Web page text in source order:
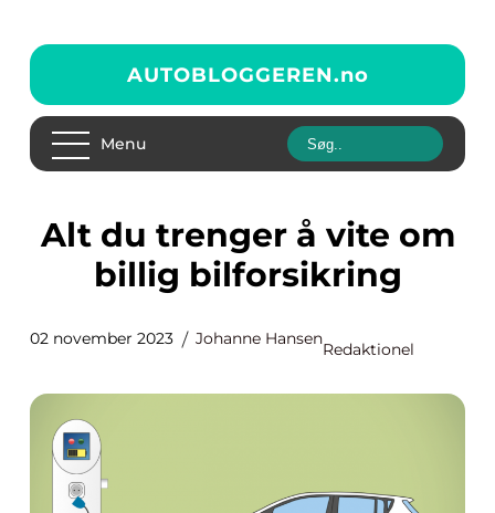
AUTOBLOGGEREN.no
Menu
Alt du trenger å vite om
billig bilforsikring
02 november 2023 Johanne Hansen
Redaktionel